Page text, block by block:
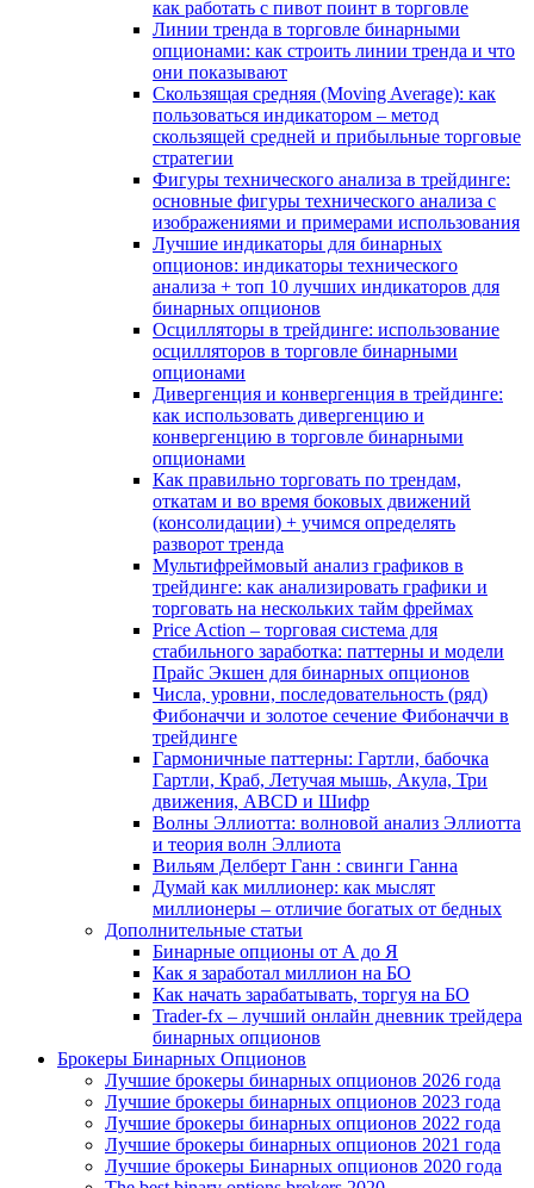
как работать с пивот поинт в торговле
Линии тренда в торговле бинарными
опционами: как строить линии тренда и что
они показывают
Скользящая средняя (Moving Average): как
пользоваться индикатором – метод
скользящей средней и прибыльные торговые
стратегии
Фигуры технического анализа в трейдинге:
основные фигуры технического анализа с
изображениями и примерами использования
Лучшие индикаторы для бинарных
опционов: индикаторы технического
анализа + топ 10 лучших индикаторов для
бинарных опционов
Осцилляторы в трейдинге: использование
осцилляторов в торговле бинарными
опционами
Дивергенция и конвергенция в трейдинге:
как использовать дивергенцию и
конвергенцию в торговле бинарными
опционами
Как правильно торговать по трендам,
откатам и во время боковых движений
(консолидации) + учимся определять
разворот тренда
Мультифреймовый анализ графиков в
трейдинге: как анализировать графики и
торговать на нескольких тайм фреймах
Price Action – торговая система для
стабильного заработка: паттерны и модели
Прайс Экшен для бинарных опционов
Числа, уровни, последовательность (ряд)
Фибоначчи и золотое сечение Фибоначчи в
трейдинге
Гармоничные паттерны: Гартли, бабочка
Гартли, Краб, Летучая мышь, Акула, Три
движения, ABCD и Шифр
Волны Эллиотта: волновой анализ Эллиотта
и теория волн Эллиота
Вильям Делберт Ганн : свинги Ганна
Думай как миллионер: как мыслят
миллионеры – отличие богатых от бедных
Дополнительные статьи
Бинарные опционы от А до Я
Как я заработал миллион на БО
Как начать зарабатывать, торгуя на БО
Trader-fx – лучший онлайн дневник трейдера
бинарных опционов
Брокеры Бинарных Опционов
Лучшие брокеры бинарных опционов 2026 года
Лучшие брокеры бинарных опционов 2023 года
Лучшие брокеры бинарных опционов 2022 года
Лучшие брокеры бинарных опционов 2021 года
Лучшие брокеры Бинарных опционов 2020 года